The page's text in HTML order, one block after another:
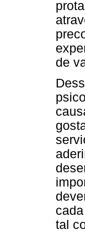
de
tal